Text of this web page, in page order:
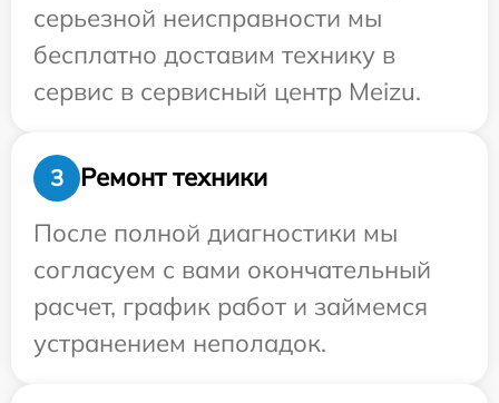
серьезной неисправности мы
бесплатно доставим технику в
сервис в сервисный центр Meizu.
3
Ремонт техники
После полной диагностики мы
согласуем с вами окончательный
расчет, график работ и займемся
устранением неполадок.